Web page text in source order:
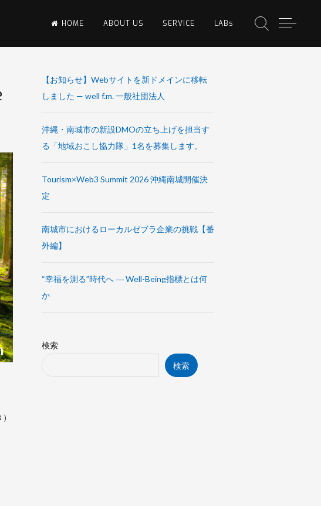
HOME ABOUT US SERVICE LABs
【お知らせ】Webサイトを新ドメインに移転
しました — well f.m. 一般社団法人
沖縄・南城市の新設DMOの立ち上げを担当す
る「地域おこし協力隊」1名を募集します。
Tourism×Web3 Summit 2026 沖縄南城開催決
定
南城市におけるローカルゼブラ企業の挑戦【番
外編】
“幸福を測る”時代へ ― Well-Being指標とは何
か
検索
検索